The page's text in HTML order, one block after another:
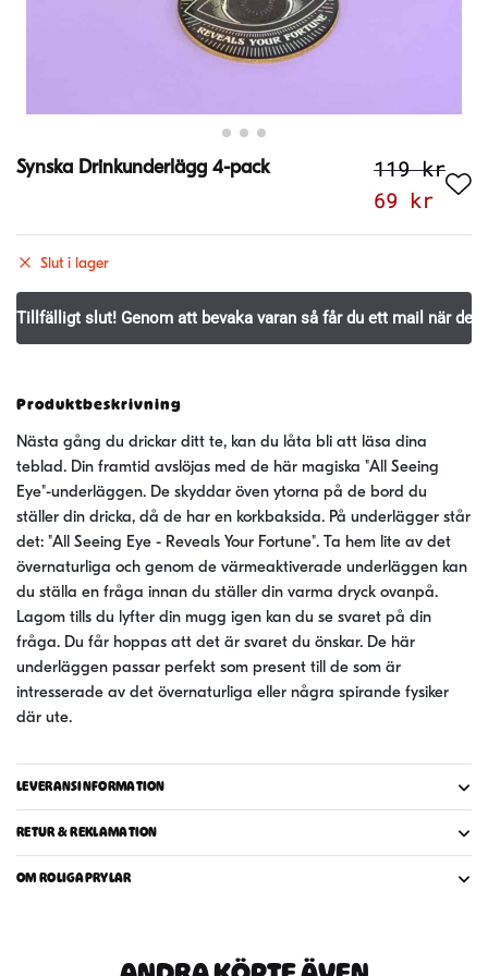
Synska Drinkunderlägg 4-pack 119kr
Det
var:
119 kr.
69 krDet
är:
69
Slut i lager
Produktbeskrivning
Nästa gång du drickar ditt te, kan du låta bli att läsa dina
teblad. Din framtid avslöjas med de här magiska "All Seeing
Eye"-underläggen. De skyddar öven ytorna på de bord du
ställer din dricka, då de har en korkbaksida. På underlägger står
det: "All Seeing Eye - Reveals Your Fortune". Ta hem lite av det
övernaturliga och genom de värmeaktiverade underläggen kan
du ställa en fråga innan du ställer din varma dryck ovanpå.
Lagom tills du lyfter din mugg igen kan du se svaret på din
fråga. Du får hoppas att det är svaret du önskar. De här
underläggen passar perfekt som present till de som är
intresserade av det övernaturliga eller några spirande fysiker
där ute.
LEVERANSINFORMATION
RETUR & REKLAMATION
OM ROLIGAPRYLAR